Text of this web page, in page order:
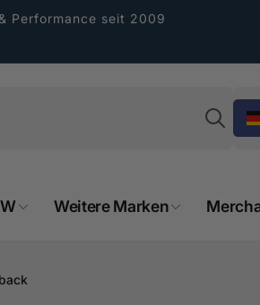
Performance seit 2009
Weitere Marken